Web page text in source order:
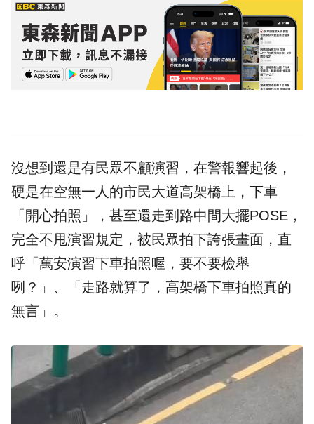
沒想到還是有民眾不顧演習，在警報響起後，
硬是在空無一人的市民大道高架橋上，下車
「開心拍照」，甚至還走到路中間大擺POSE，
完全不甩演習規定，被民眾拍下誇張畫面，直
呼「萬安演習下車拍照喔，要不要檢舉
咧？」、「走路就算了，高架橋下車拍照真的
無言」。